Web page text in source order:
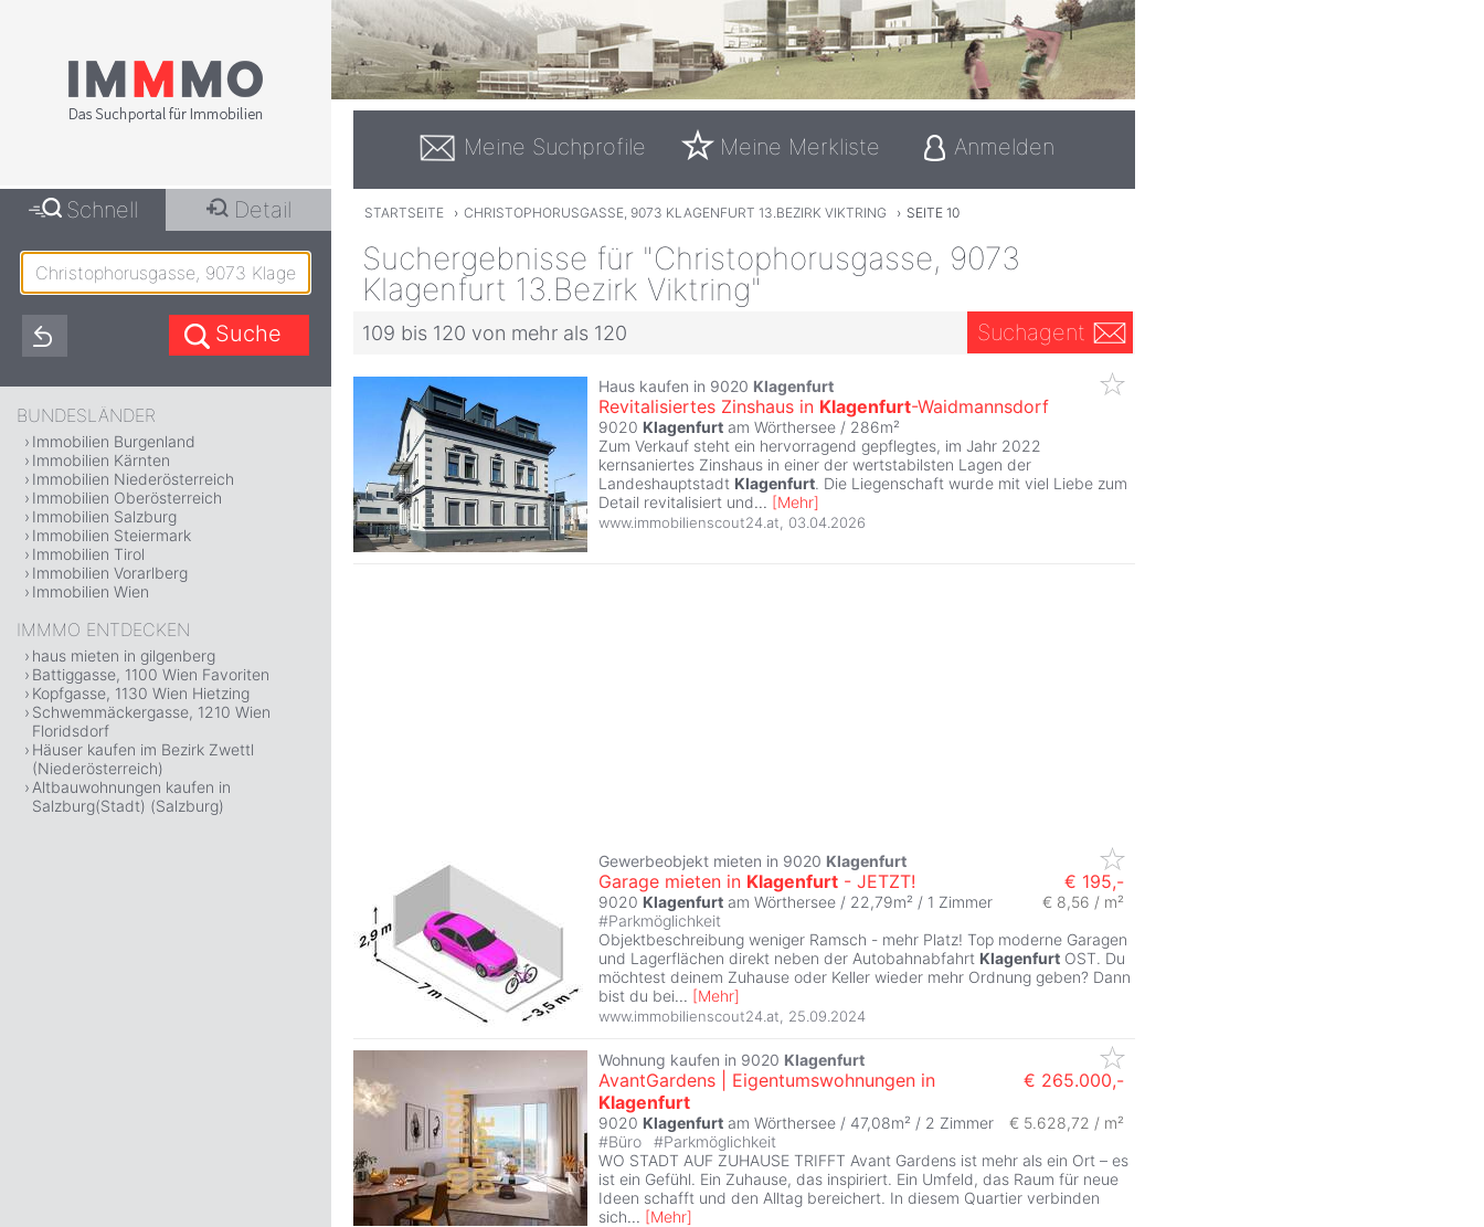
Meine Suchprofile Meine Merkliste Anmelden
STARTSEITE › CHRISTOPHORUSGASSE, 9073 KLAGENFURT 13.BEZIRK VIKTRING › SEITE 10
Suchergebnisse für "Christophorusgasse, 9073
Klagenfurt 13.Bezirk Viktring"
109 bis 120 von mehr als 120 Suchagent
Haus kaufen in 9020 Klagenfurt
Revitalisiertes Zinshaus in Klagenfurt-Waidmannsdorf
9020 Klagenfurt am Wörthersee / 286m²
Zum Verkauf steht ein hervorragend gepflegtes, im Jahr 2022
kernsaniertes Zinshaus in einer der wertstabilsten Lagen der
Landeshauptstadt Klagenfurt. Die Liegenschaft wurde mit viel Liebe zum
Detail revitalisiert und... [Mehr]
www.immobilienscout24.at 03.04.2026
Gewerbeobjekt mieten in 9020 Klagenfurt
Garage mieten in Klagenfurt - JETZT! € 195,-
9020 Klagenfurt am Wörthersee / 22,79m² / 1 Zimmer
€ 8,56 / m²
#Parkmöglichkeit
Objektbeschreibung weniger Ramsch - mehr Platz! Top moderne Garagen
und Lagerflächen direkt neben der Autobahnabfahrt Klagenfurt OST. Du
möchtest deinem Zuhause oder Keller wieder mehr Ordnung geben? Dann
bist du bei... [Mehr]
www.immobilienscout24.at 25.09.2024
Wohnung kaufen in 9020 Klagenfurt
AvantGardens | Eigentumswohnungen in
Klagenfurt
€ 265.000,-
9020 Klagenfurt am Wörthersee / 47,08m² / 2 Zimmer
€ 5.628,72 / m²
#Büro #Parkmöglichkeit
WO STADT AUF ZUHAUSE TRIFFT Avant Gardens ist mehr als ein Ort – es
ist ein Gefühl. Ein Zuhause, das inspiriert. Ein Umfeld, das Raum für neue
Ideen schafft und den Alltag bereichert. In diesem Quartier verbinden
sich... [Mehr]
Schnell Detail
BUNDESLÄNDER
Immobilien Burgenland
Immobilien Kärnten
Immobilien Niederösterreich
Immobilien Oberösterreich
Immobilien Salzburg
Immobilien Steiermark
Immobilien Tirol
Immobilien Vorarlberg
Immobilien Wien
IMMMO ENTDECKEN
haus mieten in gilgenberg
Battiggasse, 1100 Wien Favoriten
Kopfgasse, 1130 Wien Hietzing
Schwemmäckergasse, 1210 Wien
Floridsdorf
Häuser kaufen im Bezirk Zwettl
(Niederösterreich)
Altbauwohnungen kaufen in
Salzburg(Stadt) (Salzburg)